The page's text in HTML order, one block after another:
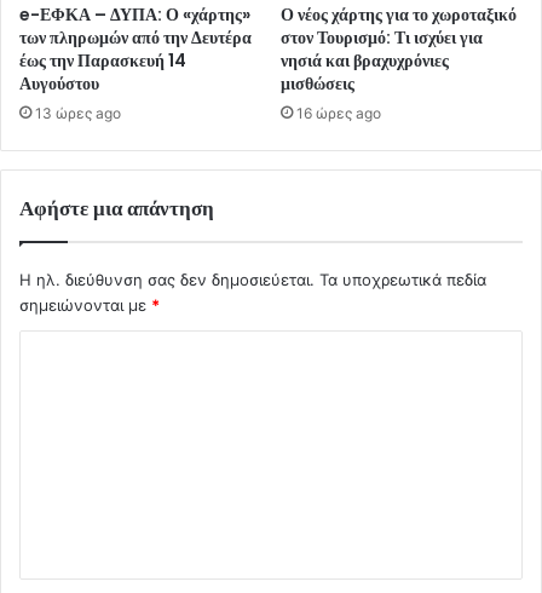
e-ΕΦΚΑ – ΔΥΠΑ: Ο «χάρτης»
των πληρωμών από την Δευτέρα
έως την Παρασκευή 14
Αυγούστου
13 ώρες ago
Ο νέος χάρτης για το χωροταξικό
στον Τουρισμό: Τι ισχύει για
νησιά και βραχυχρόνιες
μισθώσεις
16 ώρες ago
Αφήστε μια απάντηση
Η ηλ. διεύθυνση σας δεν δημοσιεύεται. Τα υποχρεωτικά πεδία
σημειώνονται με *